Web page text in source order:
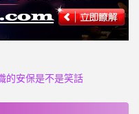
的安保是不是笑話